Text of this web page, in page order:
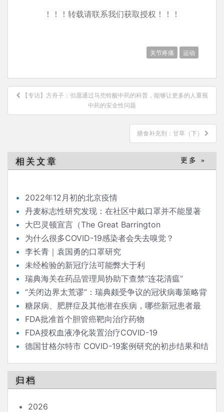
！！！转载请联系我们获取授权！！！
关节疼痛 运动
文
导
【专访】方舟子：但愿通过马兜铃酸中药的科普，能够让更多的人重视
中药的安全性问题
膳食补充剂：甘草（下）
相关文章 更多 »
2022年12月初的北京疫情
丹麦标志性研究发现：在社区中戴口罩并不能显著
降低（新冠）感染率
大巴灵顿宣言（The Great Barrington
Declaration）
为什么很多COVID-19感染者会失去嗅觉？
李长青｜袁国勇的口罩研究
未经检验的新冠疗法可能弊大于利
瑞典海关在药品管理局协助下查禁“连花清瘟”
“关闭边界太荒谬”：瑞典颇受争议的冠状病毒策略背
后的流行病学家
糖尿病、肥胖症及其他潜在疾病，哪些新冠患者最
危险？
FDA批准首个胆管癌靶向治疗药物
FDA授权血液净化装置治疗COVID-19
德国甘格尔特市 COVID-19案例研究的初步结果和结
归档
2026